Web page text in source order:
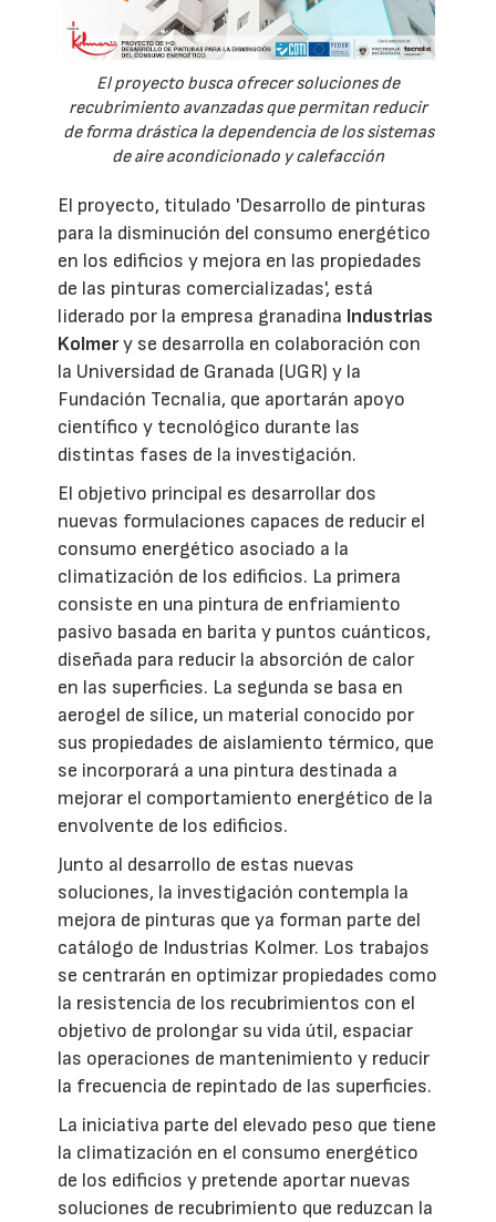
El proyecto busca ofrecer soluciones de
recubrimiento avanzadas que permitan reducir
de forma drástica la dependencia de los sistemas
de aire acondicionado y calefacción
El proyecto, titulado 'Desarrollo de pinturas
para la disminución del consumo energético
en los edificios y mejora en las propiedades
de las pinturas comercializadas', está
liderado por la empresa granadina Industrias
Kolmery se desarrolla en colaboración con
la Universidad de Granada (UGR) y la
Fundación Tecnalia, que aportarán apoyo
científico y tecnológico durante las
distintas fases de la investigación.
El objetivo principal es desarrollar dos
nuevas formulaciones capaces de reducir el
consumo energético asociado a la
climatización de los edificios. La primera
consiste en una pintura de enfriamiento
pasivo basada en barita y puntos cuánticos,
diseñada para reducir la absorción de calor
en las superficies. La segunda se basa en
aerogel de sílice, un material conocido por
sus propiedades de aislamiento térmico, que
se incorporará a una pintura destinada a
mejorar el comportamiento energético de la
envolvente de los edificios.
Junto al desarrollo de estas nuevas
soluciones, la investigación contempla la
mejora de pinturas que ya forman parte del
catálogo de Industrias Kolmer. Los trabajos
se centrarán en optimizar propiedades como
la resistencia de los recubrimientos con el
objetivo de prolongar su vida útil, espaciar
las operaciones de mantenimiento y reducir
la frecuencia de repintado de las superficies.
La iniciativa parte del elevado peso que tiene
la climatización en el consumo energético
de los edificios y pretende aportar nuevas
soluciones de recubrimiento que reduzcan la